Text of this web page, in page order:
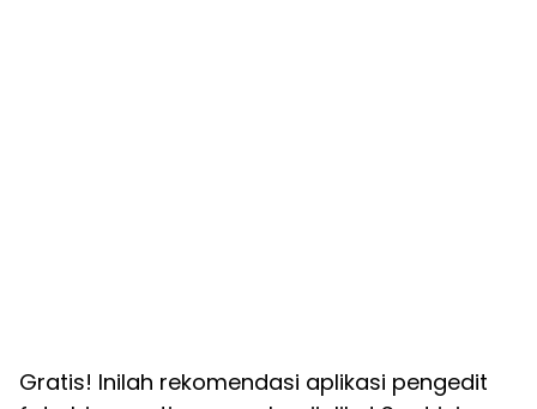
Gratis! Inilah rekomendasi aplikasi pengedit